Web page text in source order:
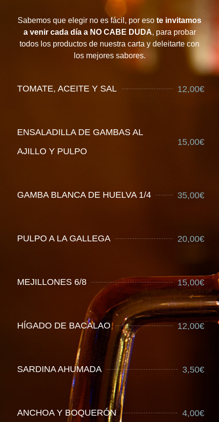
Sabemos que elegir no es fácil, por eso te invitamos
a venir cada día a NO CABE DUDA, para probar
todos los productos de nuestra carta y deleitarte con
los mejores sabores.
TOMATE, ACEITE Y SAL 12,00€
ENSALADILLA DE GAMBAS AL
AJILLO Y PULPO
15,00€
GAMBA BLANCA DE HUELVA 1/4 35,00€
PULPO A LA GALLEGA 20,00€
MEJILLONES 6/8 15,00€
HÍGADO DE BACALAO 12,00€
SARDINA AHUMADA 3,50€
ANCHOA Y BOQUERÓN 4,00€